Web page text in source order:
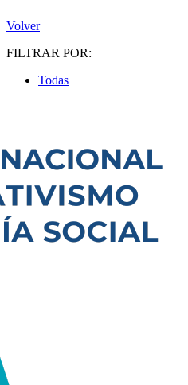
Volver
FILTRAR POR:
Todas